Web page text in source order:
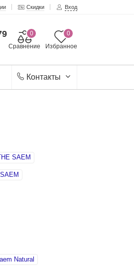
Скидки Вход
Избранное
0
Сравнение
0
Контакты
SAEM
Natural